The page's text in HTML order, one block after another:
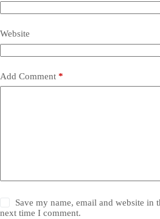
Website
Add Comment *
Save my name, email and website in
next time I comment.